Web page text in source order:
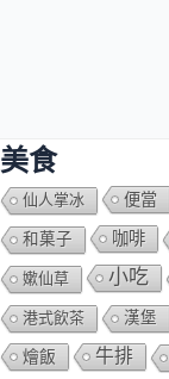
美食
仙人掌冰 便當
和菓子 咖啡
嫰仙草 小吃
港式飲茶 漢堡
燴飯 牛排